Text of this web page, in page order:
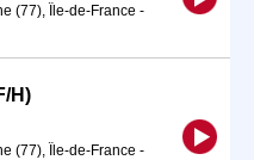
(77), Île-de-France -
H)
(77), Île-de-France -